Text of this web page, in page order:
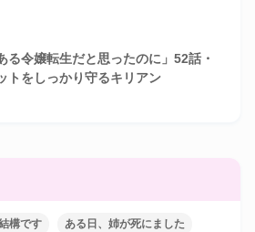
る令嬢転生だと思ったのに」52話・
トをしっかり守るキリアン
構です ある日、姉が死にました